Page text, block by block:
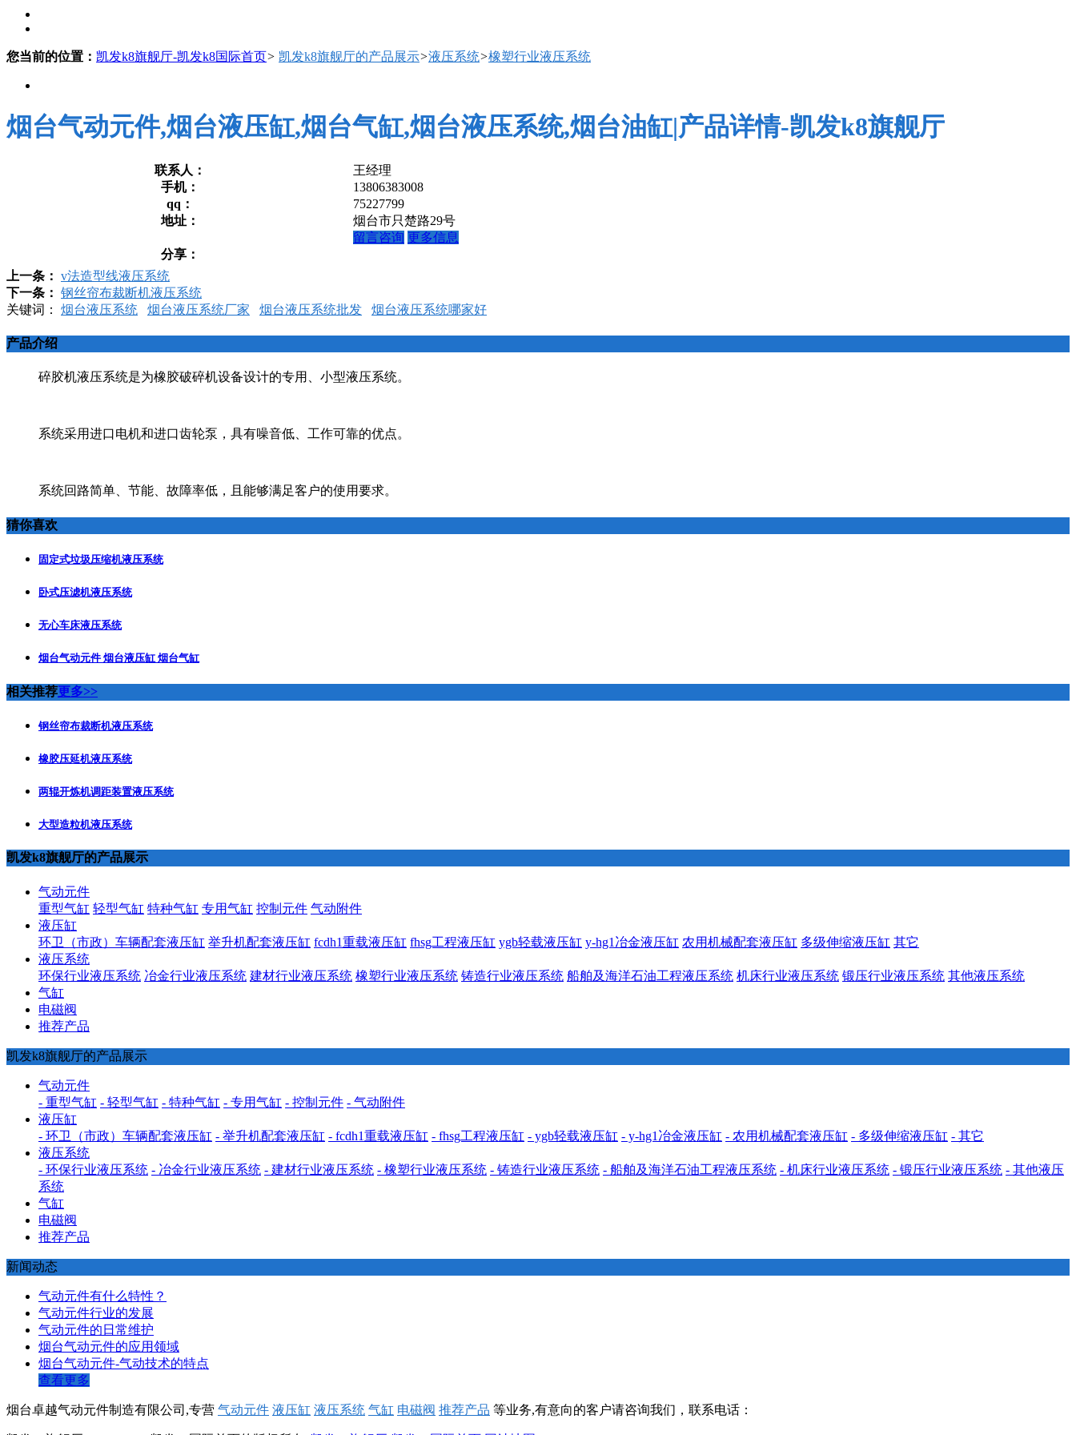
您当前的位置： 凯发k8旗舰厅-凯发k8国际首页> 凯发k8旗舰厅的产品展示>液压系统>橡塑行业液压系统
烟台气动元件,烟台液压缸,烟台气缸,烟台液压系统,烟台油缸|产品详情-凯发k8旗舰厅
联系人：
王经理
手机：
13806383008
qq：
75227799
地址：
烟台市只楚路29号
留言咨询 更多信息
分享：
上一条： v法造型线液压系统
下一条： 钢丝帘布裁断机液压系统
关键词： 烟台液压系统 烟台液压系统厂家 烟台液压系统批发 烟台液压系统哪家好
产品介绍
碎胶机液压系统是为橡胶破碎机设备设计的专用、小型液压系统。
系统采用进口电机和进口齿轮泵，具有噪音低、工作可靠的优点。
系统回路简单、节能、故障率低，且能够满足客户的使用要求。
猜你喜欢
固定式垃圾压缩机液压系统
卧式压滤机液压系统
无心车床液压系统
烟台气动元件 烟台液压缸 烟台气缸
相关推荐更多>>
钢丝帘布裁断机液压系统
橡胶压延机液压系统
两辊开炼机调距装置液压系统
大型造粒机液压系统
凯发k8旗舰厅的产品展示
气动元件
重型气缸 轻型气缸 特种气缸 专用气缸 控制元件 气动附件
液压缸
环卫（市政）车辆配套液压缸 举升机配套液压缸 fcdh1重载液压缸 fhsg工程液压缸 ygb轻载液压缸 y-hg1冶金液压缸 农用机械配套液压缸 多级伸缩液压缸 其它
液压系统
环保行业液压系统 冶金行业液压系统 建材行业液压系统 橡塑行业液压系统 铸造行业液压系统 船舶及海洋石油工程液压系统 机床行业液压系统 锻压行业液压系统 其他液压系统
气缸
电磁阀
推荐产品
凯发k8旗舰厅的产品展示
气动元件
- 重型气缸 - 轻型气缸 - 特种气缸 - 专用气缸 - 控制元件 - 气动附件
液压缸
- 环卫（市政）车辆配套液压缸 - 举升机配套液压缸 - fcdh1重载液压缸 - fhsg工程液压缸 - ygb轻载液压缸 - y-hg1冶金液压缸 - 农用机械配套液压缸 - 多级伸缩液压缸 - 其它
液压系统
- 环保行业液压系统 - 冶金行业液压系统 - 建材行业液压系统 - 橡塑行业液压系统 - 铸造行业液压系统 - 船舶及海洋石油工程液压系统 - 机床行业液压系统 - 锻压行业液压系统 - 其他液压
系统
气缸
电磁阀
推荐产品
新闻动态
气动元件有什么特性？
气动元件行业的发展
气动元件的日常维护
烟台气动元件的应用领域
烟台气动元件-气动技术的特点
查看更多
烟台卓越气动元件制造有限公司,专营 气动元件 液压缸 液压系统 气缸 电磁阀 推荐产品 等业务,有意向的客户请咨询我们，联系电话：